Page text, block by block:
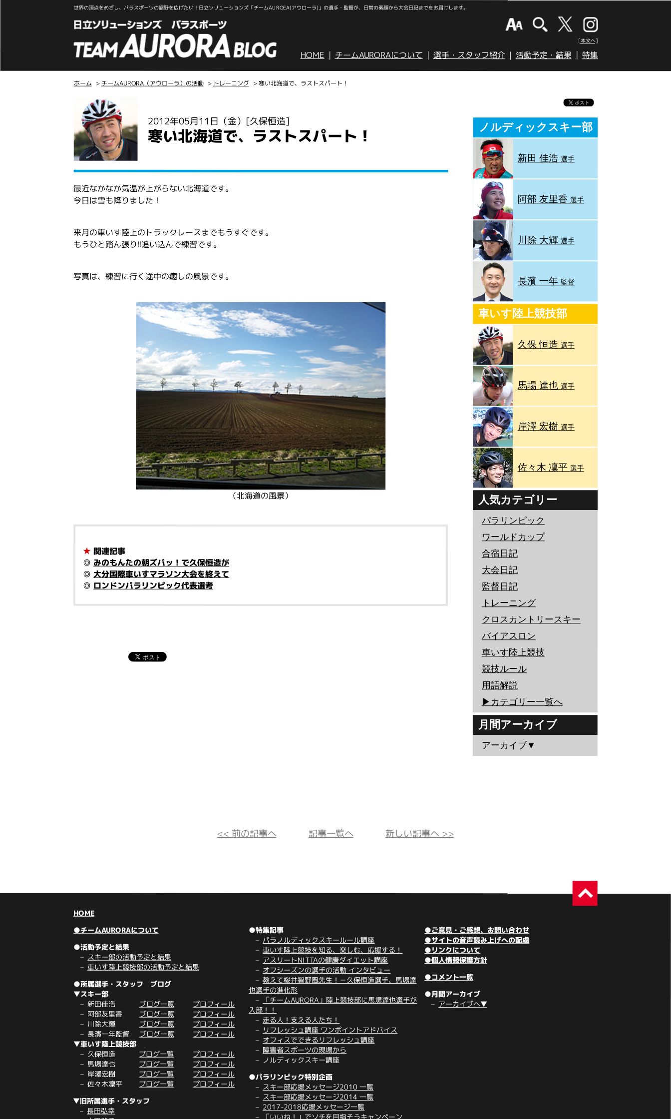
世界の頂点をめざし、パラスポーツの裾野を広げたい！日立ソリューションズ「チームAUROEA(アウローラ)」の選手・監督が、日常の素顔から大会日記までをお届けします。
[本文へ]
HOME チームAURORAについて 選手・スタッフ紹介 活動予定・結果 特集
ホーム > チームAURORA（アウローラ）の活動 > トレーニング > 寒い北海道で、ラストスパート！
2012年05月11日（金） [久保恒造]
寒い北海道で、ラストスパート！
最近なかなか気温が上がらない北海道です。
今日は雪も降りました！
来月の車いす陸上のトラックレースまでもうすぐです。
もうひと踏ん張り!!追い込んで練習です。
写真は、練習に行く途中の癒しの風景です。
（北海道の風景）
★ 関連記事
◎みのもんたの朝ズバッ！で久保恒造が
◎ 大分国際車いすマラソン大会を終えて
◎ ロンドンパラリンピック代表選考
ノルディックスキー部
新田 佳浩 選手
阿部 友里香 選手
川除 大輝 選手
長濱 一年 監督
車いす陸上競技部
久保 恒造 選手
馬場 達也 選手
岸澤 宏樹 選手
佐々木 凜平 選手
人気カテゴリー
パラリンピック
ワールドカップ
合宿日記
大会日記
監督日記
トレーニング
クロスカントリースキー
バイアスロン
車いす陸上競技
競技ルール
用語解説
▶︎カテゴリー一覧へ
月間アーカイブ
アーカイブ▼
<< 前の記事へ 記事一覧へ 新しい記事へ >>
HOME
●チームAURORAについて
●活動予定と結果
スキー部の活動予定と結果
車いす陸上競技部の活動予定と結果
●所属選手・スタッフ ブログ
▼スキー部
新田佳浩 ブログ一覧 プロフィール
阿部友里香 ブログ一覧 プロフィール
川除大輝 ブログ一覧
プロフィール
長濱一年監督
ブログ一覧 プロフィール
▼車いす陸上競技部
久保恒造 ブログ一覧 プロフィール
馬場達也 ブログ一覧 プロフィール
岸澤宏樹 ブログ一覧 プロフィール
佐々木凜平 ブログ一覧 プロフィール
▼旧所属選手・スタッフ
長田弘幸
●特集記事
パラノルディックスキールール講座
車いす陸上競技を知る、楽しむ、応援する！
アスリートNITTAの健康ダイエット講座
オフシーズンの選手の活動 インタビュー
教えて桜井智野風先生！－久保恒造選手、馬場達
也選手の進化形
「チームAURORA」陸上競技部に馬場達也選手が
入部！！
走る人！支える人たち！
リフレッシュ講座 ワンポイントアドバイス
オフィスでできるリフレッシュ講座
障害者スポーツの現場から
ノルディックスキー講座
●パラリンピック特別企画
スキー部応援メッセージ2010 一覧
スキー部応援メッセージ2014 一覧
2017-2018応援メッセージ一覧
「いいね！」でソチを目指そうキャンペーン
●ご意見・ご感想、お問い合わせ
●サイトの音声読み上げへの配慮
●リンクについて
●個人情報保護方針
●コメント一覧
●月間アーカイブ
アーカイブへ▼